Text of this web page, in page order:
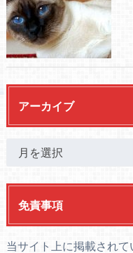
アーカイブ
免責事項
当サイト上に掲載され